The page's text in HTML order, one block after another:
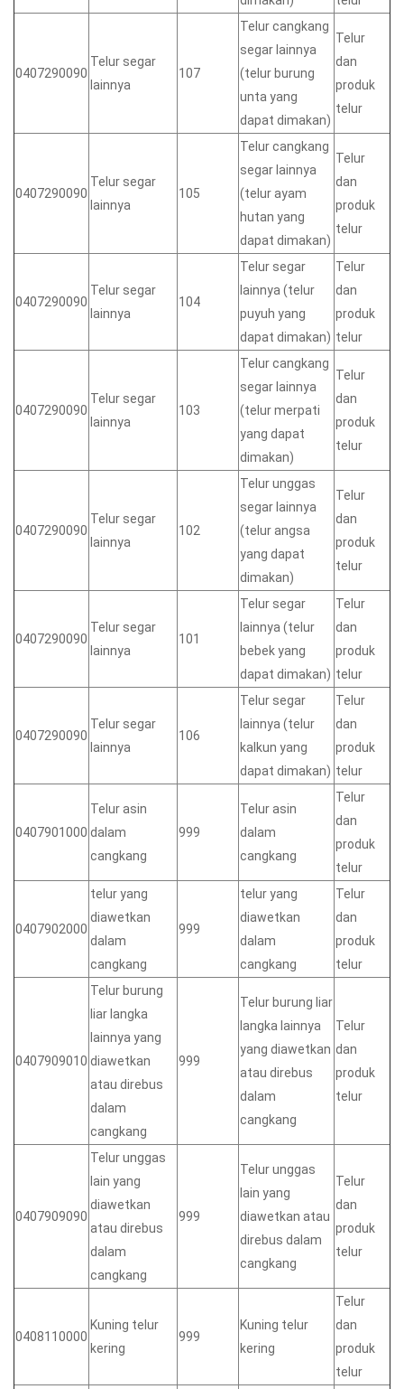
0407290090
Telur segar
lainnya
107
Telur cangkang
segar lainnya
(telur burung
unta yang
dapat dimakan)
Telur
dan
produk
telur
0407290090
Telur segar
lainnya
105
Telur cangkang
segar lainnya
(telur ayam
hutan yang
dapat dimakan)
Telur
dan
produk
telur
0407290090
Telur segar
lainnya
104
Telur segar
lainnya (telur
puyuh yang
dapat dimakan)
Telur
dan
produk
telur
0407290090
Telur segar
lainnya
103
Telur cangkang
segar lainnya
(telur merpati
yang dapat
dimakan)
Telur
dan
produk
telur
0407290090
Telur segar
lainnya
102
Telur unggas
segar lainnya
(telur angsa
yang dapat
dimakan)
Telur
dan
produk
telur
0407290090
Telur segar
lainnya
101
Telur segar
lainnya (telur
bebek yang
dapat dimakan)
Telur
dan
produk
telur
0407290090
Telur segar
lainnya
106
Telur segar
lainnya (telur
kalkun yang
dapat dimakan)
Telur
dan
produk
telur
0407901000
Telur asin
dalam
cangkang
999
Telur asin
dalam
cangkang
Telur
dan
produk
telur
0407902000
telur yang
diawetkan
dalam
cangkang
999
telur yang
diawetkan
dalam
cangkang
Telur
dan
produk
telur
0407909010
Telur burung
liar langka
lainnya yang
diawetkan
atau direbus
dalam
cangkang
999
Telur burung liar
langka lainnya
yang diawetkan
atau direbus
dalam
cangkang
Telur
dan
produk
telur
0407909090
Telur unggas
lain yang
diawetkan
atau direbus
dalam
cangkang
999
Telur unggas
lain yang
diawetkan atau
direbus dalam
cangkang
Telur
dan
produk
telur
0408110000
Kuning telur
kering
999
Kuning telur
kering
Telur
dan
produk
telur